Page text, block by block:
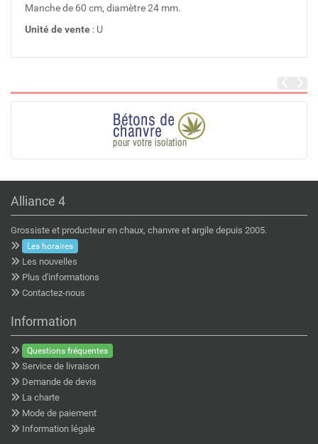
Manche de 60 cm, diamètre 24 mm.
Unité de vente : U
Alliance 4
Grossiste et producteur en chaux, chanvre et argile depuis 2005.
Les horaires
Les nouvelles
Plus d'informations
Contactez-nous
Information
Questions fréquentes
Service de livraison
Demande de devis
La charte
Mode de paiement
Information légale